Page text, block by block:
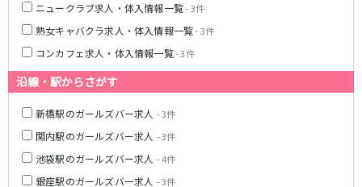
ニュークラブ求人・体入情報一覧- 3件
熟女キャバクラ求人・体入情報一覧- 3件
コンカフェ求人・体入情報一覧- 3件
沿線・駅からさがす
新橋駅のガールズバー求人 - 3件
関内駅のガールズバー求人 - 3件
池袋駅のガールズバー求人 - 4件
銀座駅のガールズバー求人 - 3件
池袋駅
練馬駅
所沢駅
ひばりヶ丘駅
東久留米駅
秋津駅
清瀬駅
桜台駅
飯能駅
大泉学園駅
保谷駅
石神井公園駅
西所沢駅
吾野駅
JR横浜線